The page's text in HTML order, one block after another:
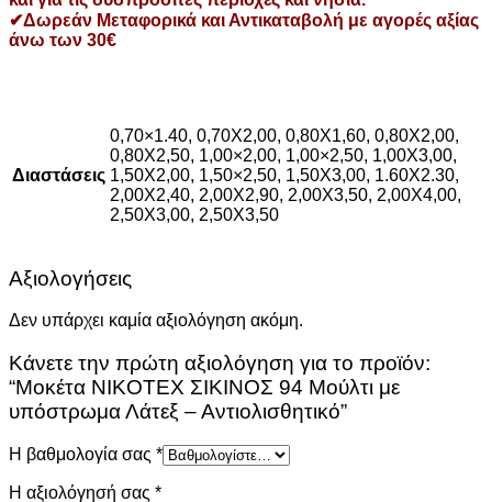
✔Δωρεάν Μεταφορικά και Αντικαταβολή με αγορές αξίας
άνω των 30€
Διαστάσεις
0,70×1.40, 0,70X2,00, 0,80X1,60, 0,80X2,00,
0,80X2,50, 1,00×2,00, 1,00×2,50, 1,00X3,00,
1,50X2,00, 1,50×2,50, 1,50X3,00, 1.60Χ2.30,
2,00X2,40, 2,00X2,90, 2,00X3,50, 2,00X4,00,
2,50X3,00, 2,50X3,50
Αξιολογήσεις
Δεν υπάρχει καμία αξιολόγηση ακόμη.
Κάνετε την πρώτη αξιολόγηση για το προϊόν:
“Μοκέτα ΝIKOTEX ΣΙΚΙΝΟΣ 94 Μούλτι με
υπόστρωμα Λάτεξ – Αντιολισθητικό”
Η βαθμολογία σας *
Η αξιολόγησή σας *